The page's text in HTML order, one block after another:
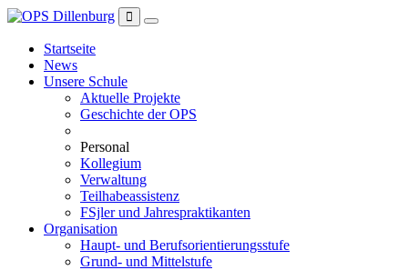
Zum
springenStartseite
News
Unsere Schule
Aktuelle Projekte
Geschichte der OPS
Personal
Kollegium
Verwaltung
Teilhabeassistenz
FSjler und Jahrespraktikanten
Organisation
Haupt- und Berufsorientierungsstufe
Grund- und Mittelstufe